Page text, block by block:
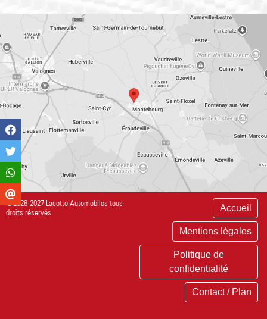
©2026-2027 Lacotte Automobiles tous
droits réservés
Accueil
Mentions légales
Politique de
confidentialité
Contact / Plan